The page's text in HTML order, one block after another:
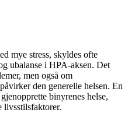
mye stress, skyldes ofte
ubalanse i HPA-aksen. Det
men også om
den generelle helsen. En
binyrenes helse,
livsstilsfaktorer.